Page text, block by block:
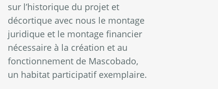
sur l’historique du projet et
décortique avec nous le montage
juridique et le montage financier
nécessaire à la création et au
fonctionnement de Mascobado,
un habitat participatif exemplaire.